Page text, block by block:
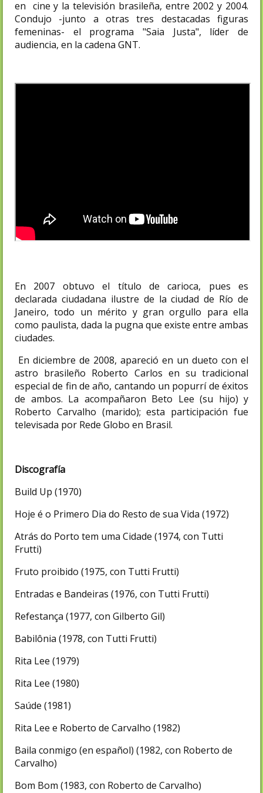
en cine y la televisión brasileña, entre 2002 y 2004.
Condujo -junto a otras tres destacadas figuras
femeninas- el programa "Saia Justa", líder de
audiencia, en la cadena GNT.
En 2007 obtuvo el título de carioca, pues es
declarada ciudadana ilustre de la ciudad de Río de
Janeiro, todo un mérito y gran orgullo para ella
como paulista, dada la pugna que existe entre ambas
ciudades.
En diciembre de 2008, apareció en un dueto con el
astro brasileño Roberto Carlos en su tradicional
especial de fin de año, cantando un popurrí de éxitos
de ambos. La acompañaron Beto Lee (su hijo) y
Roberto Carvalho (marido); esta participación fue
televisada por Rede Globo en Brasil.
Discografía
Build Up (1970)
Hoje é o Primero Dia do Resto de sua Vida (1972)
Atrás do Porto tem uma Cidade (1974, con Tutti
Frutti)
Fruto proibido (1975, con Tutti Frutti)
Entradas e Bandeiras (1976, con Tutti Frutti)
Refestança (1977, con Gilberto Gil)
Babilônia (1978, con Tutti Frutti)
Rita Lee (1979)
Rita Lee (1980)
Saúde (1981)
Rita Lee e Roberto de Carvalho (1982)
Baila conmigo (en español) (1982, con Roberto de
Carvalho)
Bom Bom (1983, con Roberto de Carvalho)